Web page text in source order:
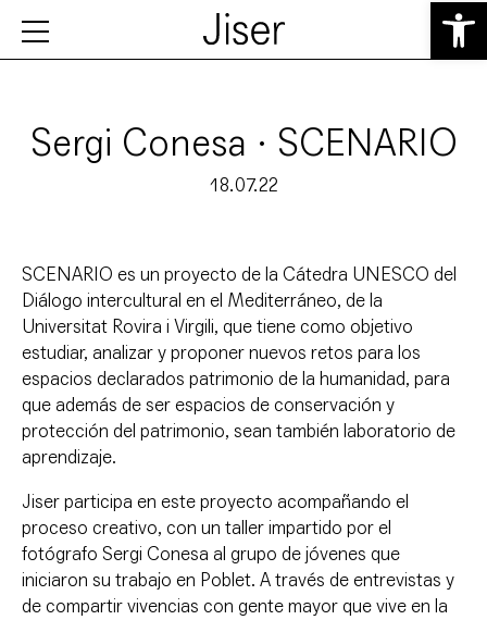
Abrir
Sergi Conesa · SCENARIO
18.07.22
SCENARIO es un proyecto de la Cátedra UNESCO del
Diálogo intercultural en el Mediterráneo, de la
Universitat Rovira i Virgili, que tiene como objetivo
estudiar, analizar y proponer nuevos retos para los
espacios declarados patrimonio de la humanidad, para
que además de ser espacios de conservación y
protección del patrimonio, sean también laboratorio de
aprendizaje.
Jiser participa en este proyecto acompañando el
proceso creativo, con un taller impartido por el
fotógrafo Sergi Conesa al grupo de jóvenes que
iniciaron su trabajo en Poblet. A través de entrevistas y
de compartir vivencias con gente mayor que vive en la